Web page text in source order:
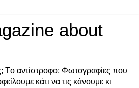
about
Tο αντίστροφο; Φωτογραφίες που
κάτι να τις κάνουμε κι